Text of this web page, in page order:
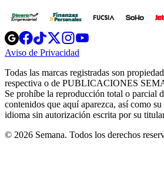
Opens
in
new
Opens
in
new
Opens
in
new
window
Opens
new
windowwindow
Aviso de Privacidad
new
window
Todas las marcas registradas son
respectiva o de PUBLICACIONES
Se prohíbe la reproducción total o parcial
contenidos que aquí aparezca, así como
idioma sin autorización escrita por su
© 2026 Semana. Todos los derechos